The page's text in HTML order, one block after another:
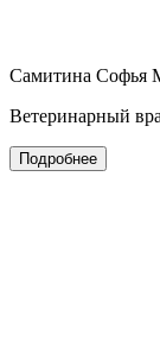
Самитина Софья
Ветеринарный
Подробнее